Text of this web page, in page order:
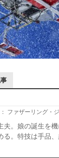
： ファザーリング・
夫。娘の誕生を
る。特技は手品